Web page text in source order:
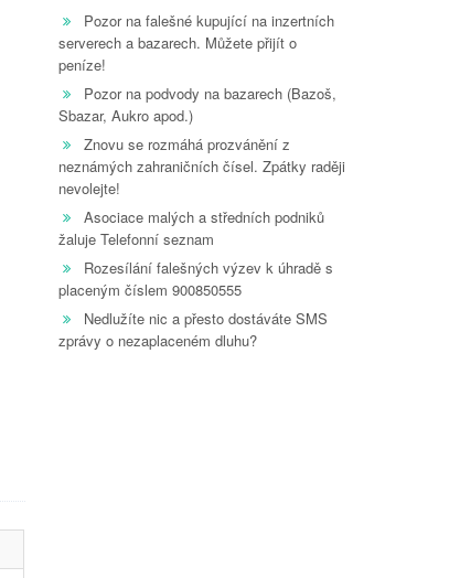
Pozor na falešné kupující na inzertních
serverech a bazarech. Můžete přijít o
peníze!
Pozor na podvody na bazarech (Bazoš,
Sbazar, Aukro apod.)
Znovu se rozmáhá prozvánění z
neznámých zahraničních čísel. Zpátky raději
nevolejte!
Asociace malých a středních podniků
žaluje Telefonní seznam
Rozesílání falešných výzev k úhradě s
placeným číslem 900850555
Nedlužíte nic a přesto dostáváte SMS
zprávy o nezaplaceném dluhu?